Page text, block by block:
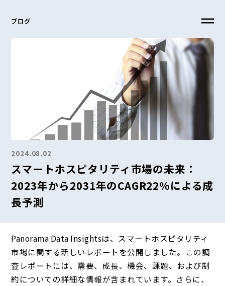
ブログ
2024.08.02
スマートホスピタリティ市場の未来：
2023年から2031年のCAGR22%による成
長予測
Panorama Data Insightsは、スマートホスピタリティ
市場に関する新しいレポートを公開しました。この調
査レポートには、需要、成長、機会、課題、および制
約についての詳細な情報が含まれています。さらに、